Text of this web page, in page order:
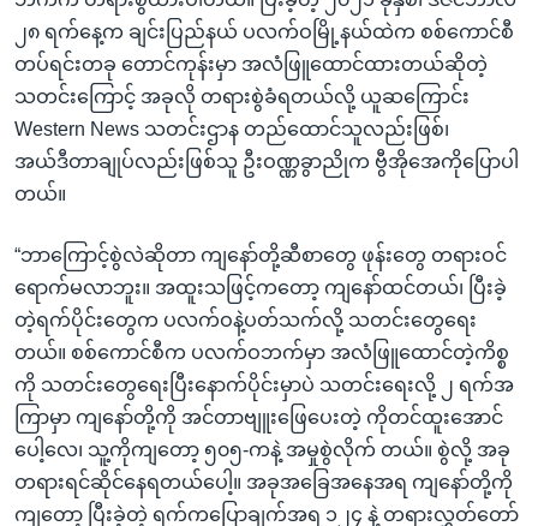
၂၈ ရက်နေ့က ချင်းပြည်နယ် ပလက်ဝမြို့နယ်ထဲက စစ်ကောင်စီ
တပ်ရင်းတခု တောင်ကုန်းမှာ အလံဖြူထောင်ထားတယ်ဆိုတဲ့
သတင်းကြောင့် အခုလို တရားစွဲခံရတယ်လို့ ယူဆကြောင်း
Western News သတင်းဌာန တည်ထောင်သူလည်းဖြစ်၊
အယ်ဒီတာချုပ်လည်းဖြစ်သူ ဦးဝဏ္ဏခွာညိုက ဗွီအိုအေကိုပြောပါ
တယ်။
“ဘာကြောင့်စွဲလဲဆိုတာ ကျနော်တို့ဆီစာတွေ ဖုန်းတွေ တရားဝင်
ရောက်မလာဘူး။ အထူးသဖြင့်ကတော့ ကျနော်ထင်တယ်၊ ပြီးခဲ့
တဲ့ရက်ပိုင်းတွေက ပလက်ဝနဲ့ပတ်သက်လို့ သတင်းတွေရေး
တယ်။ စစ်ကောင်စီက ပလက်ဝဘက်မှာ အလံဖြူထောင်တဲ့ကိစ္စ
ကို သတင်းတွေရေးပြီးနောက်ပိုင်းမှာပဲ သတင်းရေးလို့ ၂ ရက်အ
ကြာမှာ ကျနော်တို့ကို အင်တာဗျူးဖြေပေးတဲ့ ကိုတင်ထူးအောင်
ပေါ့လေ၊ သူ့ကိုကျတော့ ၅၀၅-ကနဲ့ အမှုစွဲလိုက် တယ်။ စွဲလို့ အခု
တရားရင်ဆိုင်နေရတယ်ပေါ့။ အခုအခြေအနေအရ ကျနော်တို့ကို
ကျတော့ ပြီးခဲ့တဲ့ ရက်ကပြောချက်အရ ၁၂၄ နဲ့ တရားလွှတ်တော်